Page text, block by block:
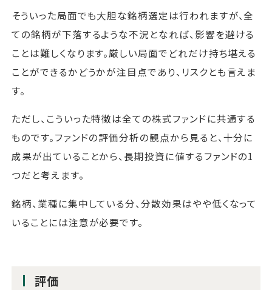
そういった局面でも大胆な銘柄選定は行われますが、全
ての銘柄が下落するような不況となれば、影響を避ける
ことは難しくなります。厳しい局面でどれだけ持ち堪える
ことができるかどうかが注目点であり、リスクとも言えま
す。
ただし、こういった特徴は全ての株式ファンドに共通する
ものです。ファンドの評価分析の観点から見ると、十分に
成果が出ていることから、長期投資に値するファンドの1
つだと考えます。
銘柄、業種に集中している分、分散効果はやや低くなって
いることには注意が必要です。
評価